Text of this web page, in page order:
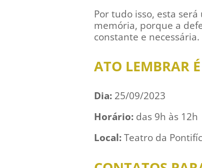
Por tudo isso, esta
memória, porque a
constante e necessária.
ATO LEMBRAR
Dia: 25/09/2023
Horário: das 9h às 12h
Local:Teatro da